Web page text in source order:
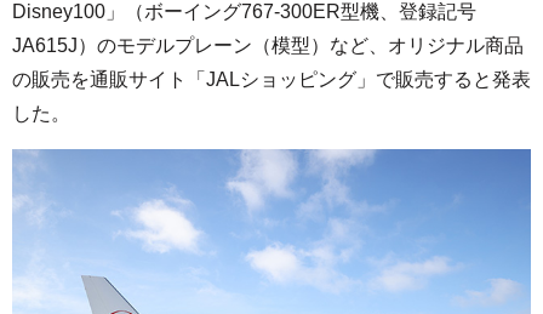
Disney100」（ボーイング767-300ER型機、登録記号
JA615J）のモデルプレーン（模型）など、オリジナル商品
の販売を通販サイト「JALショッピング」で販売すると発表
した。